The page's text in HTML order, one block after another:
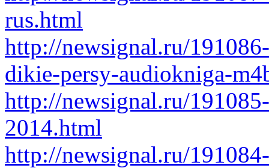
rus.html
http://newsignal.ru/
dikie-persy-audiokniga-
http://newsignal.ru/
2014.html
http://newsignal.ru/